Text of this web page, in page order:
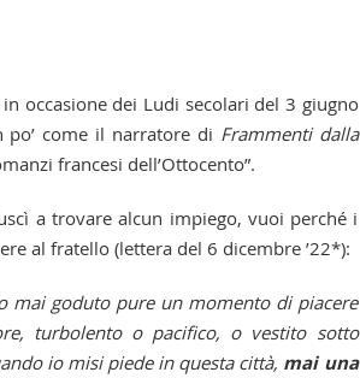
occasione dei Ludi secolari del 3 giugno
po’ come il narratore di Frammenti dalla
francesi dell’Ottocento”.
a trovare alcun impiego, vuoi perché i
al fratello (lettera del 6 dicembre ’22*):
mai goduto pure un momento di piacere
turbolento o pacifico, o vestito sotto
io misi piede in questa città, mai una